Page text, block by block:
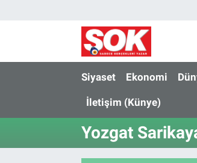
Siyaset Ekonomi
İletişim (Künye)
Yozgat
Nöbetçi Eczaneler
Hava Durumu
İstanbul Namaz Vakitleri
Trafik Durumu